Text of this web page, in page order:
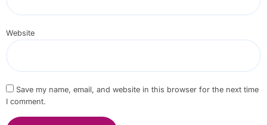
Website
Save my name, email, and website in this browser for the next time
I comment.